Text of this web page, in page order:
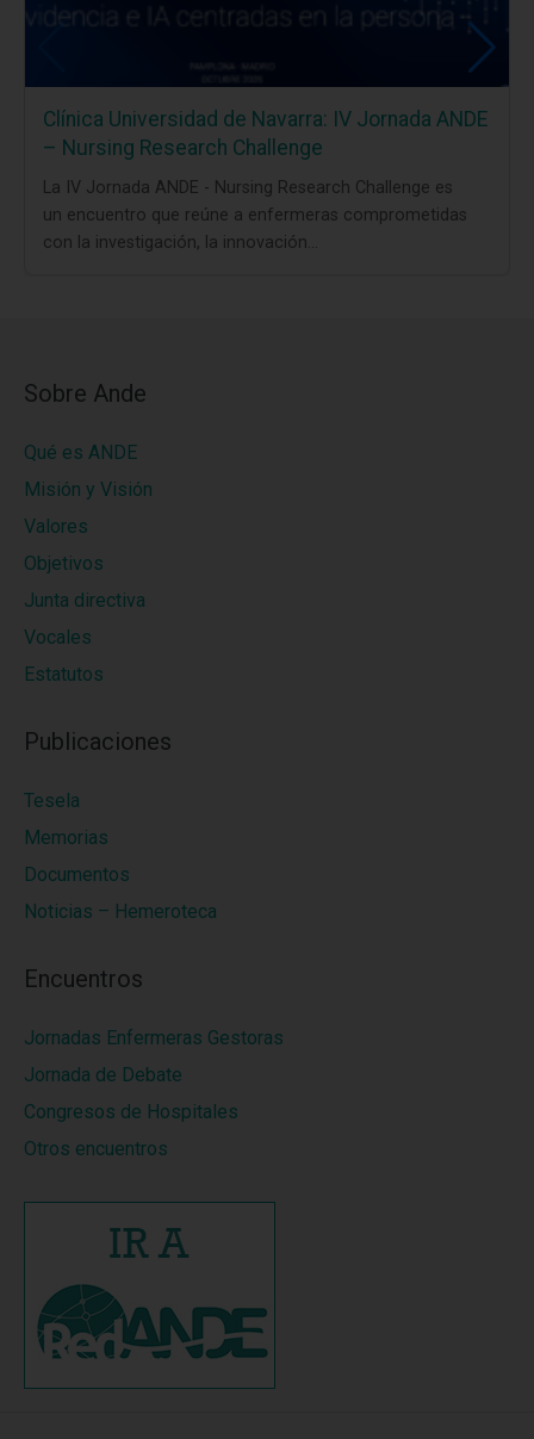
Clínica Universidad de Navarra: IV Jornada ANDE
– Nursing Research Challenge
La IV Jornada ANDE - Nursing Research Challenge es
un encuentro que reúne a enfermeras comprometidas
con la investigación, la innovación...
Sobre Ande
Qué es ANDE
Misión y Visión
Valores
Objetivos
Junta directiva
Vocales
Estatutos
Publicaciones
Tesela
Memorias
Documentos
Noticias – Hemeroteca
Encuentros
Jornadas Enfermeras Gestoras
Jornada de Debate
Congresos de Hospitales
Otros encuentros